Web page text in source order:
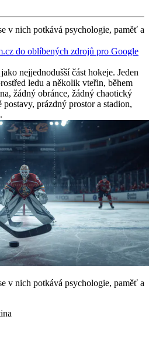
v nich potkává psychologie, paměť a
do oblíbených zdrojů pro Google
nejjednodušší část hokeje. Jeden
ledu a několik vteřin, během
žádný obránce, žádný chaotický
prázdný prostor a stadion,
v nich potkává psychologie, paměť a